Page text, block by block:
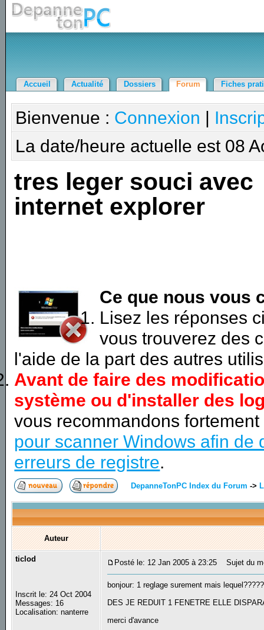
Accueil Actualité Dossiers Forum Fiches
Bienvenue : Connexion |
La date/heure actuelle est 08
tres leger souci avec
internet explorer
Ce que nous vous
Lisez les réponses
vous trouverez des
l'aide de la part des autres
Avant de faire des
système ou d'installer des
vous recommandons
pour scanner Windows afin de
erreurs de registre.
DepanneTonPC Index du Forum ->
Auteur
ticlod
Inscrit le: 24 Oct 2004
Messages: 16
Localisation: nanterre
Posté le: 12 Jan 2005 à 23:25 Sujet du
bonjour: 1 reglage surement mais
DES JE REDUIT 1 FENETRE ELLE
merci d'avance